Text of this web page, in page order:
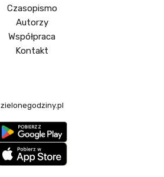
Czasopismo
Autorzy
Współpraca
Kontakt
zielonegodziny.pl